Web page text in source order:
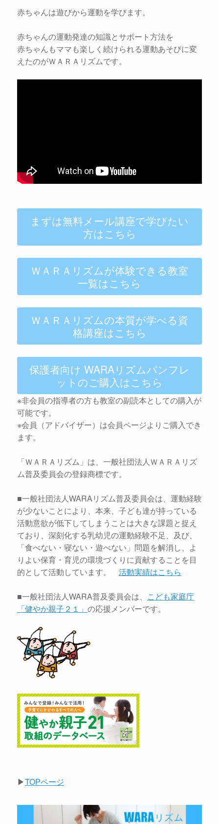
赤ちゃんは遊びから運動を学びます。
赤ちゃんの運動発達の知識とサポート方法を
赤ちゃんもママも楽しく続けられる運動あそびに変
えたのがＷＡＲＡリズムです。
まずは無料メール講座で学びたい
方はこちら
ＷＡＲＡリズムが体験できる教室
一覧はこちら
ＷＡＲＡリズムの本質が学べる資
格講座はこちら
保護者向け WARAリズムパンフレ
ットのご購入はこちら
※非会員の指導者の方も教室の副読本としての購入が
可能です。
※会員（アドバイザー）は会員ページよりご購入でき
ます。
「ＷＡＲＡリズム」は、一般社団法人ＷＡＲＡリズ
ム普及委員会の登録商標です。
■一般社団法人WARAリズム普及委員会は、運動経験
が少ないことにより、本来、子ども達が持っている
活動意欲が低下してしまうことは大きな課題と捉え
ており、深刻化する乳幼児の運動経験不足、及び、
「食べない・寝ない・遊べない」問題を解消し、よ
りよい保育・育児の環境づくりに貢献することを目
的として活動しています。 活動実績はこちら
■一般社団法人WARA普及委員会は、 こども家庭庁
「健やか親子２１」 の応援メンバーです。
▶TOPページ